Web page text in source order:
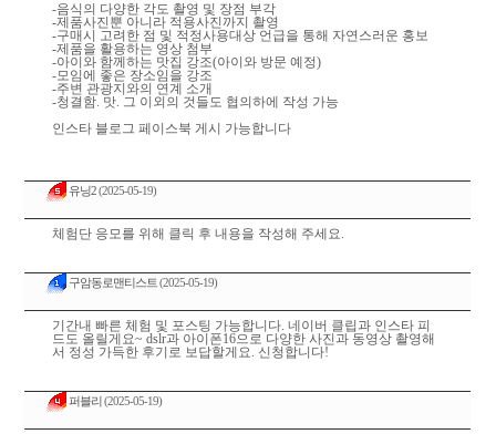
-음식의 다양한 각도 촬영 및 장점 부각
-제품사진뿐 아니라 적용사진까지 촬영
-구매시 고려한 점 및 적정사용대상 언급을 통해 자연스러운 홍보
-제품을 활용하는 영상 첨부
-아이와 함께하는 맛집 강조(아이와 방문 예정)
-모임에 좋은 장소임을 강조
-주변 관광지와의 연계 소개
-청결함. 맛. 그 이외의 것들도 협의하에 작성 가능
인스타 블로그 페이스북 게시 가능합니다
유닝2(2025-05-19)
체험단 응모를 위해 클릭 후 내용을 작성해 주세요.
구암동로맨티스트 (2025-05-19)
기간내 빠른 체험 및 포스팅 가능합니다. 네이버 클립과 인스타 피
드도 올릴게요~ dslr과 아이폰16으로 다양한 사진과 동영상 촬영해
서 정성 가득한 후기로 보답할게요. 신청합니다!
퍼블리(2025-05-19)